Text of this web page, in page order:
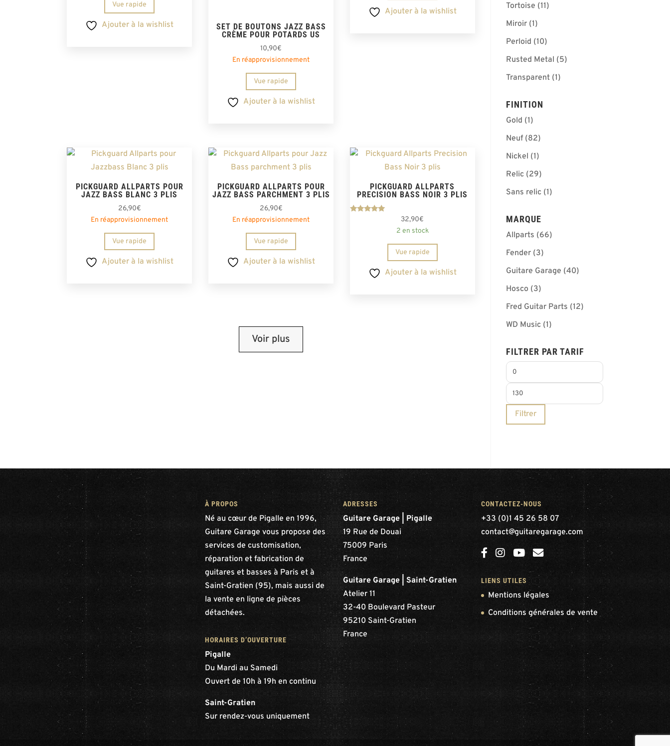
Vue rapide
Ajouter à la wishlist
SET DE BOUTONS JAZZ BASS
CRÈME POUR POTARDS US
10,90€
En réapprovisionnement
Vue rapide
Ajouter à la wishlist
Ajouter à la wishlist
PICKGUARD ALLPARTS POUR
JAZZ BASS BLANC 3 PLIS
26,90€
En réapprovisionnement
Vue rapide
Ajouter à la wishlist
PICKGUARD ALLPARTS POUR
JAZZ BASS PARCHMENT 3 PLIS
26,90€
En réapprovisionnement
Vue rapide
Ajouter à la wishlist
PICKGUARD ALLPARTS
PRECISION BASS NOIR 3 PLIS
32,90€
2 en stock
Vue rapide
Ajouter à la wishlist
Voir plus
Tortoise (11)
Miroir (1)
Perloid (10)
Rusted Metal (5)
Transparent (1)
FINITION
Gold (1)
Neuf (82)
Nickel (1)
Relic (29)
Sans relic (1)
MARQUE
Allparts (66)
Fender (3)
Guitare Garage (40)
Hosco (3)
Fred Guitar Parts (12)
WD Music (1)
FILTRER PAR TARIF
Prix
min
Prix
max
Filtrer
À PROPOS
Né au cœur de Pigalle en 1996,
Guitare Garage vous propose des
services de customisation,
réparation et fabrication de
guitares et basses à Paris et à
Saint-Gratien (95), mais aussi de
la vente en ligne de pièces
détachées.
HORAIRES D’OUVERTURE
Pigalle
Du Mardi au Samedi
Ouvert de 10h à 19h en continu
Saint-Gratien
Sur rendez-vous uniquement
ADRESSES
Guitare Garage | Pigalle
19 Rue de Douai
75009 Paris
France
Guitare Garage | Saint-Gratien
Atelier 11
32-40 Boulevard Pasteur
95210 Saint-Gratien
France
CONTACTEZ-NOUS
+33 (0)1 45 26 58 07
contact@guitaregarage.com
LIENS UTILES
Mentions légales
Conditions générales de vente